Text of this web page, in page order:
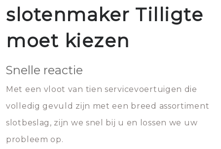
slotenmaker Tilligte
moet kiezen
Snelle reactie
Met een vloot van tien servicevoertuigen die
volledig gevuld zijn met een breed assortiment
slotbeslag, zijn we snel bij u en lossen we uw
probleem op.